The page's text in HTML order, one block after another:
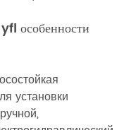
yfl особенности
установки